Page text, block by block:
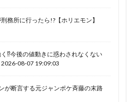
務所に行ったら!?【ホリエモン】
⁉今後の値動きに惑わされなくない
08-07 19:09:03
が断言する元ジャンポケ斉藤の末路